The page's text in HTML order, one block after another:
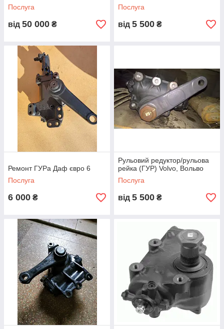
Послуга
від 50 000 ₴
Послуга
від 5 500 ₴
Ремонт ГУРа Даф євро 6
Послуга
6 000 ₴
Рульовий редуктор/рульова
рейка (ГУР) Volvo, Вольво
Послуга
від 5 500 ₴